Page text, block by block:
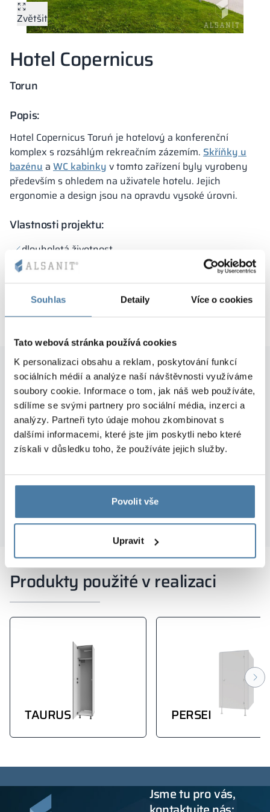
Souhlas Detaily Více o cookies
Tato webová stránka používá cookies
K personalizaci obsahu a reklam, poskytování funkcí
sociálních médií a analýze naší návštěvnosti využíváme
soubory cookie. Informace o tom, jak náš web používáte,
sdílíme se svými partnery pro sociální média, inzerci a
analýzy. Partneři tyto údaje mohou zkombinovat s
dalšími informacemi, které jste jim poskytli nebo které
získali v důsledku toho, že používáte jejich služby.
Povolit vše
Upravit
Kovové skříně
Oddíly
Altus
Skříně typu L
Úplná nabídka
Schválení,
Mapa realizací
Zvětšit
Hotel Copernicus
Torun
Popis:
Hotel Copernicus Toruń je hotelový a konferenční
komplex s rozsáhlým rekreačním zázemím. Skříňky u
bazénu a WC kabinky v tomto zařízení byly vyrobeny
především s ohledem na uživatele hotelu. Jejich
ergonomie a design jsou na opravdu vysoké úrovni.
Vlastnosti projektu:
dlouholetá životnost
Robustní kování a příslušenství
moderní design
krátká dodací lhůta
Zadané práce byly provedeny v
souladu s předpisy o bezpečnosti a
ochraně zdraví při práci. V současné
době firma vyrábí další WC kabiny pro
Produkty použité v realizaci
TAURUS PERSEI
Jsme tu pro vás,